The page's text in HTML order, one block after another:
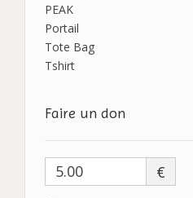
PEAK
Portail
Tote Bag
Tshirt
Faire un don
€